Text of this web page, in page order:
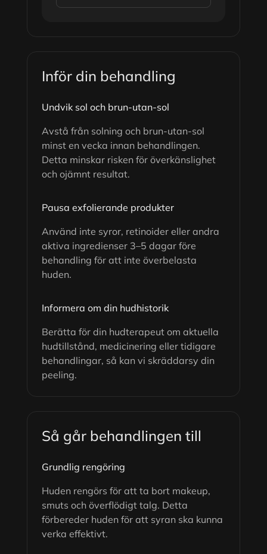
Inför din behandling
Undvik sol och brun-utan-sol
Avstå från solning och brun-utan-sol
minst en vecka innan behandlingen.
Detta minskar risken för överkänslighet
och ojämnt resultat.
Pausa exfolierande produkter
Använd inte syror, retinoider eller andra
aktiva ingredienser 3–5 dagar före
behandling för att inte överbelasta
huden.
Informera om din hudhistorik
Berätta för din hudterapeut om aktuella
hudtillstånd, medicinering eller tidigare
behandlingar, så kan vi skräddarsy din
peeling.
Så går behandlingen till
Grundlig rengöring
Huden rengörs för att ta bort makeup,
smuts och överflödigt talg. Detta
förbereder huden för att syran ska kunna
verka effektivt.